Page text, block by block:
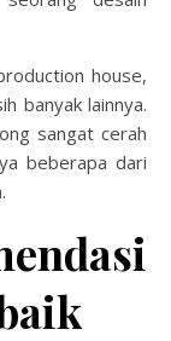
house,
banyak lainnya.
sangat cerah
beberapa dari